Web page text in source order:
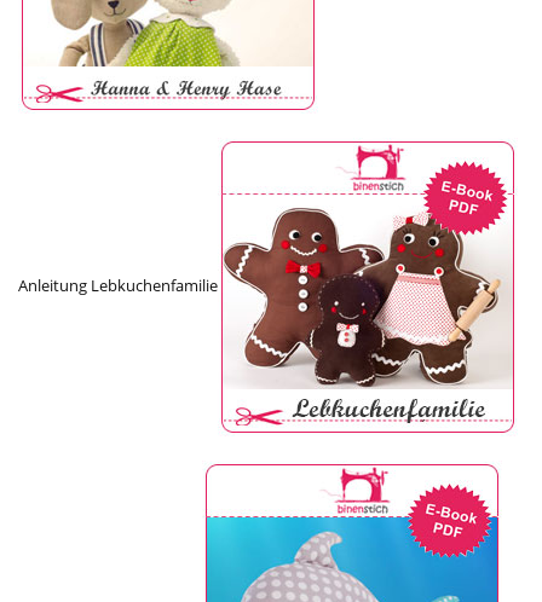
Anleitung Lebkuchenfamilie